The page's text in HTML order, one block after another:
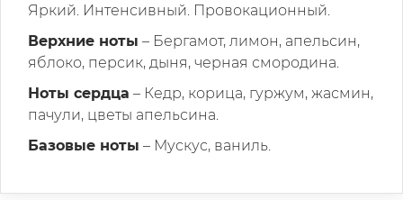
Яркий. Интенсивный. Провокационный.
Верхние ноты – Бергамот, лимон, апельсин,
яблоко, персик, дыня, черная смородина.
Ноты сердца – Кедр, корица, гуржум, жасмин,
пачули, цветы апельсина.
Базовые ноты – Мускус, ваниль.